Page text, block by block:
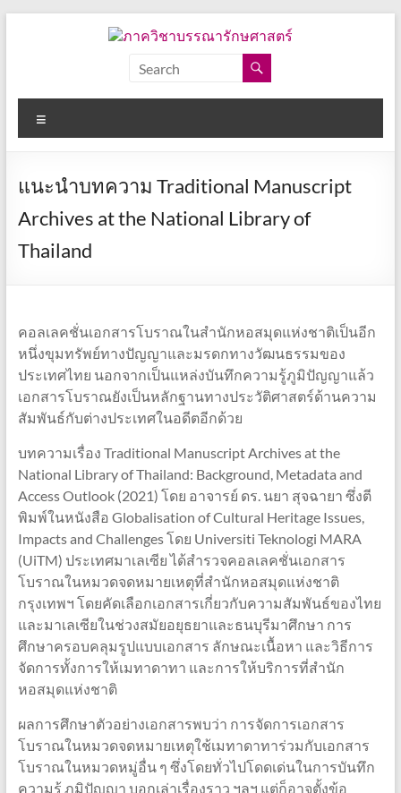
วิชา
บรรณารักษศาสตร์
อักษร
ศาสตร์
มหาวิทยาลัย
แนะนำบทความ Traditional Manuscript
Archives at the National Library of
Thailand
คอลเลคชั่นเอกสารโบราณในสำนักหอสมุดแห่งชาติเป็นอีก
หนึ่งขุมทรัพย์ทางปัญญาและมรดกทางวัฒนธรรมของ
ประเทศไทย นอกจากเป็นแหล่งบันทึกความรู้ภูมิปัญญาแล้ว
เอกสารโบราณยังเป็นหลักฐานทางประวัติศาสตร์ด้านความ
สัมพันธ์กับต่างประเทศในอดีตอีกด้วย
บทความเรื่อง Traditional Manuscript Archives at the
National Library of Thailand: Background, Metadata and
Access Outlook (2021) โดย อาจารย์ ดร. นยา สุจฉายา ซึ่งตี
พิมพ์ในหนังสือ Globalisation of Cultural Heritage Issues,
Impacts and Challenges โดย Universiti Teknologi MARA
(UiTM) ประเทศมาเลเซีย ได้สำรวจคอลเลคชั่นเอกสาร
โบราณในหมวดจดหมายเหตุที่สำนักหอสมุดแห่งชาติ
กรุงเทพฯ โดยคัดเลือกเอกสารเกี่ยวกับความสัมพันธ์ของไทย
และมาเลเซียในช่วงสมัยอยุธยาและธนบุรีมาศึกษา การ
ศึกษาครอบคลุมรูปแบบเอกสาร ลักษณะเนื้อหา และวิธีการ
จัดการทั้งการให้เมทาดาทา และการให้บริการที่สำนัก
หอสมุดแห่งชาติ
ผลการศึกษาตัวอย่างเอกสารพบว่า การจัดการเอกสาร
โบราณในหมวดจดหมายเหตุใช้เมทาดาทาร่วมกับเอกสาร
โบราณในหมวดหมู่อื่น ๆ ซึ่งโดยทั่วไปโดดเด่นในการบันทึก
ความรู้ ภูมิปัญญา บอกเล่าเรื่องราว ฯลฯ แต่ก็อาจตั้งข้อ